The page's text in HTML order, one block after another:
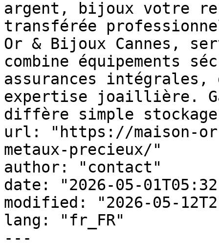
argent, bijoux votre
transférée
Or & Bijoux Cannes,
combine équipements
assurances
expertise joaillière.
diffère simple
url: "https://maison-or-
metaux-precieux/"
author: "contact"
date: "2026-05-
modified: "2026-05-
lang: "fr_FR"
---